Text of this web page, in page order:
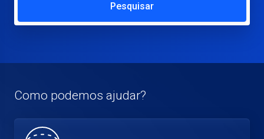
Pesquisar
Como podemos ajudar?